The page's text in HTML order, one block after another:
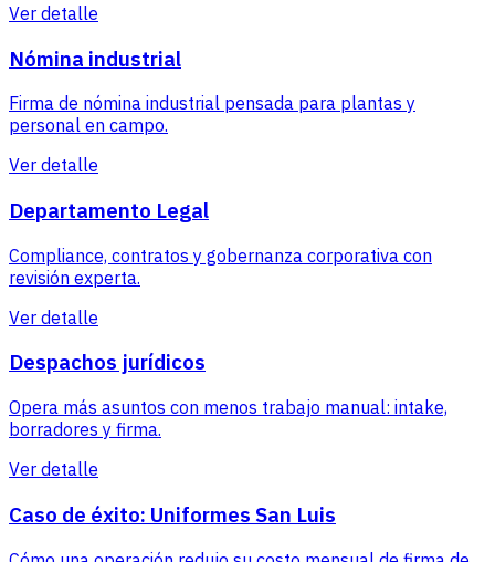
Ver detalle
Nómina industrial
Firma de nómina industrial pensada para plantas y
personal en campo.
Ver detalle
Departamento Legal
Compliance, contratos y gobernanza corporativa con
revisión experta.
Ver detalle
Despachos jurídicos
Opera más asuntos con menos trabajo manual: intake,
borradores y firma.
Ver detalle
Caso de éxito: Uniformes San Luis